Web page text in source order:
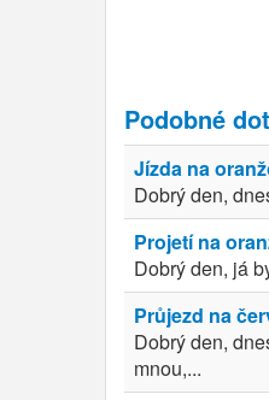
Podobné
Jízda na
Dobrý den,
Projetí na
Dobrý den, já
Průjezd na
Dobrý den,
mnou,...